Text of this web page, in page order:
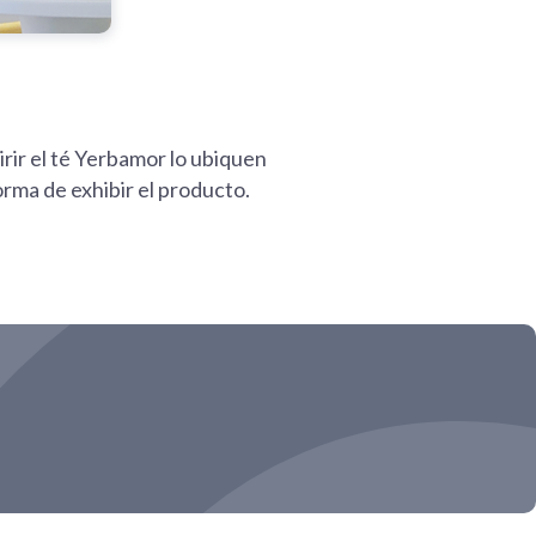
el té Yerbamor lo ubiquen
de exhibir el producto.